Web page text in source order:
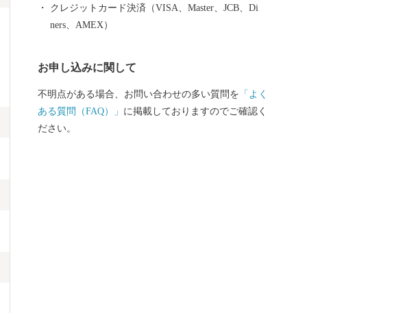
クレジットカード決済（VISA、Master、JCB、Di
ners、AMEX）
お申し込みに関して
不明点がある場合、お問い合わせの多い質問を 「よく
ある質問（FAQ）」 に掲載しておりますのでご確認く
ださい。